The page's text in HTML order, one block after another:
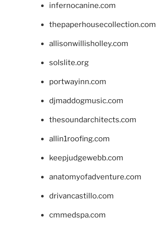
infernocanine.com
thepaperhousecollection.com
allisonwillisholley.com
solslite.org
portwayinn.com
djmaddogmusic.com
thesoundarchitects.com
allin1roofing.com
keepjudgewebb.com
anatomyofadventure.com
drivancastillo.com
cmmedspa.com